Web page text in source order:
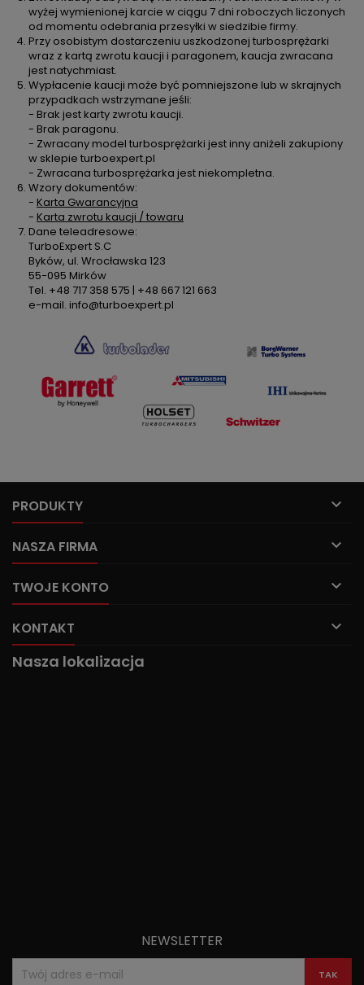
wyżej wymienionej karcie w ciągu 7 dni roboczych liczonych
od momentu odebrania przesyłki w siedzibie firmy.
Przy osobistym dostarczeniu uszkodzonej turbosprężarki
wraz z kartą zwrotu kaucji i paragonem, kaucja zwracana
jest natychmiast.
Wypłacenie kaucji może być pomniejszone lub w skrajnych
przypadkach wstrzymane jeśli:
- Brak jest karty zwrotu kaucji.
- Brak paragonu.
- Zwracany model turbosprężarki jest inny aniżeli zakupiony
w sklepie turboexpert.pl
- Zwracana turbosprężarka jest niekompletna.
Wzory dokumentów:
- Karta Gwarancyjna
- Karta zwrotu kaucji / towaru
Dane teleadresowe:
TurboExpert S.C
Byków, ul. Wrocławska 123
55-095 Mirków
Tel. +48 717 358 575 | +48 667 121 663
e-mail. info@turboexpert.pl
PRODUKTY 
NASZA FIRMA 
TWOJE KONTO 
KONTAKT 
Nasza lokalizacja
NEWSLETTER